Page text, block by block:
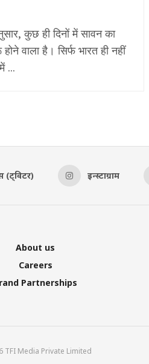
कुछ ही दिनों में सावन का
वाला है। सिर्फ भारत ही नहीं
...
(ट्विटर) इन्स्टाग्राम
About us
Careers
Partnerships
TFI Media Private Limited